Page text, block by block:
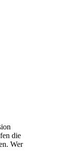
die
Wer